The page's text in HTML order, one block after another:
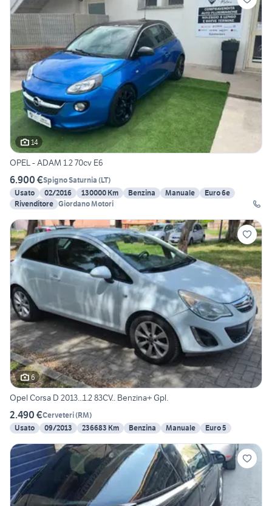
14
OPEL - ADAM 1.2 70cv E6
6.900 €Spigno Saturnia (LT)
Usato
02/2016 130000 Km Benzina Manuale
Euro 6e
Rivenditore Giordano Motori
6
Opel Corsa D 2013...1.2 83CV.. Benzina+ Gpl.
2.490 €Cerveteri(RM)
Usato
09/2013 236683 Km Benzina Manuale Euro 5